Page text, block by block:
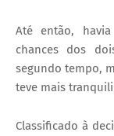
Até então,
chances dos
segundo tempo,
teve mais
Classificado à